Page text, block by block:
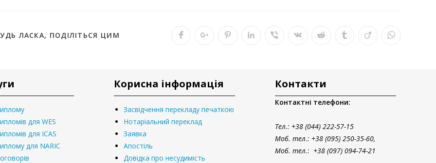
ЛАСКА, ПОДІЛІТЬСЯ ЦИМ
для WES
для ICAS
для NARIC
Корисна інформація
Засвідчення перекладу печаткою
Нотаріальний переклад
Заявка
Апостіль
Довідка про несудимість
Контакти
Контактні телефони:
Тел.: +38 (044) 222-57-15
Моб. тел.: +38 (095) 250-35-60,
Моб. тел.: +38 (097) 094-74-21